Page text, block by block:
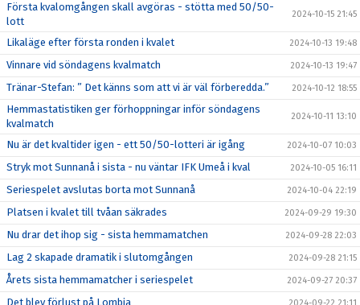
Första kvalomgången skall avgöras - stötta med 50/50-
lott
2024-10-15 21:45
Likaläge efter första ronden i kvalet 2024-10-13 19:48
Vinnare vid söndagens kvalmatch 2024-10-13 19:47
Tränar-Stefan: ” Det känns som att vi är väl förberedda.” 2024-10-12 18:55
Hemmastatistiken ger förhoppningar inför söndagens
kvalmatch
2024-10-11 13:10
Nu är det kvaltider igen - ett 50/50-lotteri är igång 2024-10-07 10:03
Stryk mot Sunnanå i sista - nu väntar IFK Umeå i kval 2024-10-05 16:11
Seriespelet avslutas borta mot Sunnanå 2024-10-04 22:19
Platsen i kvalet till tvåan säkrades 2024-09-29 19:30
Nu drar det ihop sig - sista hemmamatchen 2024-09-28 22:03
Lag 2 skapade dramatik i slutomgången 2024-09-28 21:15
Årets sista hemmamatcher i seriespelet 2024-09-27 20:37
Det blev förlust på Lombia